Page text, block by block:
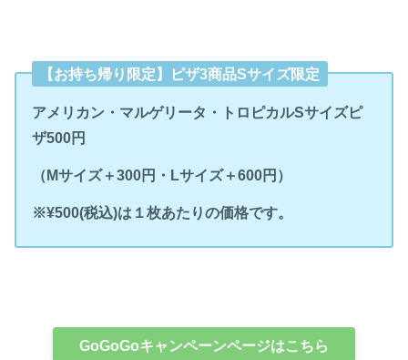
【お持ち帰り限定】ピザ3商品Sサイズ限定
アメリカン・マルゲリータ・トロピカルSサイズピ
ザ500円
（Mサイズ＋300円・Lサイズ＋600円）
※¥500(税込)は１枚あたりの価格です。
GoGoGoキャンペーンページはこちら